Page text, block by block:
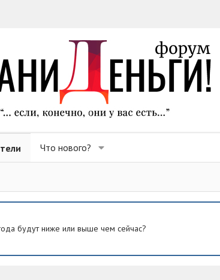
Что нового?
будут ниже или выше чем сейчас?